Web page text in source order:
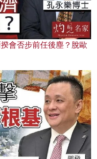
會否步前任後塵？脫歐